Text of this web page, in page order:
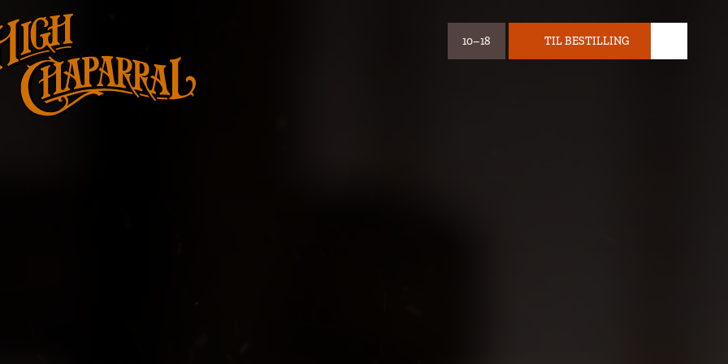
ÅPNINGSTIDER:
10–18 TIL BESTILLING
BILLETT